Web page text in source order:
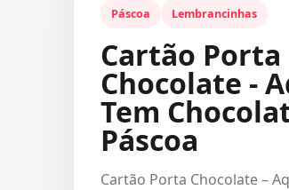
Páscoa Lembrancinhas
Cartão Porta
Chocolate -
Tem
Páscoa
Cartão Porta Chocolate –